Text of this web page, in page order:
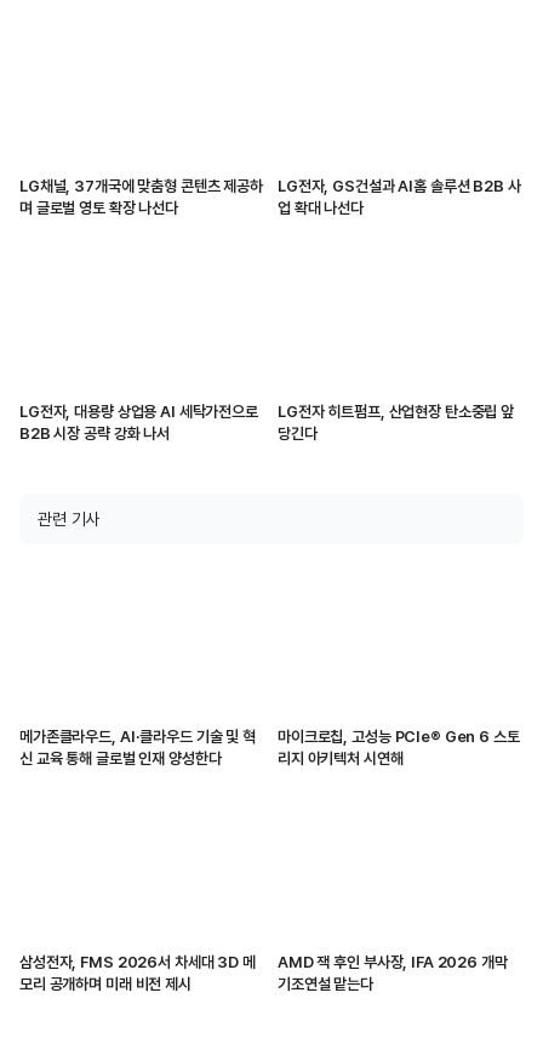
LG채널, 37개국에 맞춤형 콘텐츠 제공하
며 글로벌 영토 확장 나선다
LG전자, GS건설과 AI홈 솔루션 B2B 사
업 확대 나선다
LG전자, 대용량 상업용 AI 세탁가전으로
B2B 시장 공략 강화 나서
LG전자 히트펌프, 산업현장 탄소중립 앞
당긴다
관련 기사
메가존클라우드, AI·클라우드 기술 및 혁
신 교육 통해 글로벌 인재 양성한다
마이크로칩, 고성능 PCIe® Gen 6 스토
리지 아키텍처 시연해
삼성전자, FMS 2026서 차세대 3D 메
모리 공개하며 미래 비전 제시
AMD 잭 후인 부사장, IFA 2026 개막
기조연설 맡는다